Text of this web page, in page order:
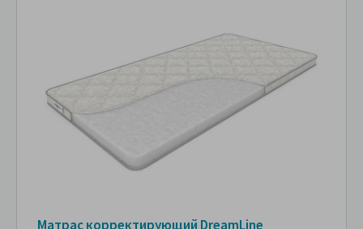
Матрас корректирующий DreamLine